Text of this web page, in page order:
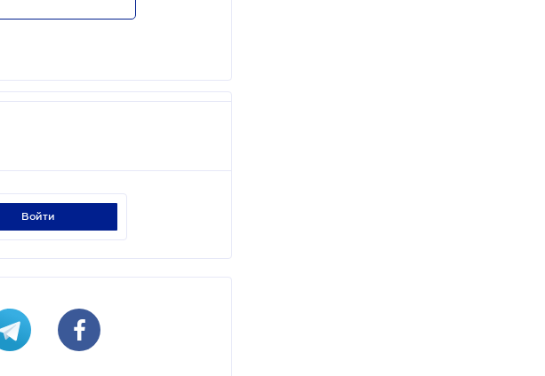
войти